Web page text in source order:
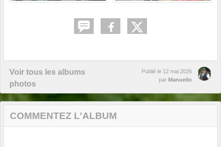
Voir tous les albums
photos
Publié le 12 mai 2026
par Manuello
COMMENTEZ L'ALBUM